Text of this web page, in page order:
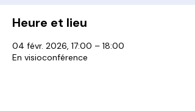
Heure et lieu
04 févr. 2026, 17:00 – 18:00
En visioconférence